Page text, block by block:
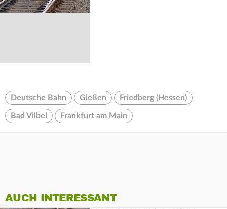
Deutsche Bahn Gießen Friedberg (Hessen)
Bad Vilbel Frankfurt am Main
AUCH INTERESSANT